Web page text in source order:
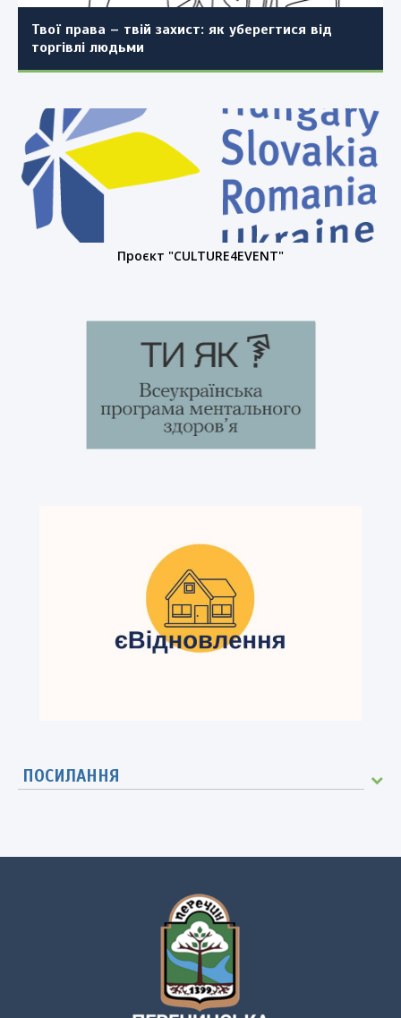
Твої права – твій захист: як уберегтися від
торгівлі людьми
Проєкт "CULTURE4EVENT"
ПОСИЛАННЯ